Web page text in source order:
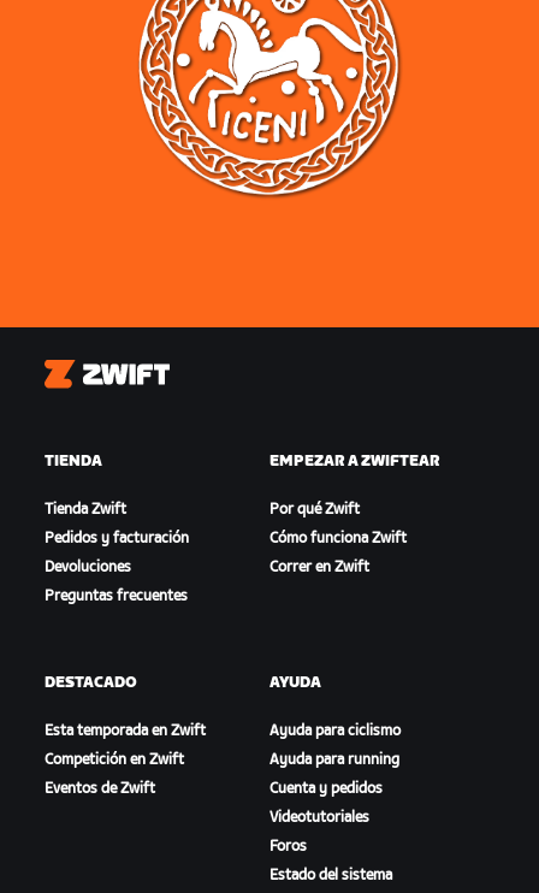
Zwift
TIENDA
Tienda Zwift
Pedidos y facturación
Devoluciones
Preguntas frecuentes
EMPEZAR A ZWIFTEAR
Por qué Zwift
Cómo funciona Zwift
Correr en Zwift
DESTACADO
Esta temporada en Zwift
Competición en Zwift
Eventos de Zwift
AYUDA
Ayuda para ciclismo
Ayuda para running
Cuenta y pedidos
Videotutoriales
Foros
Estado del sistema